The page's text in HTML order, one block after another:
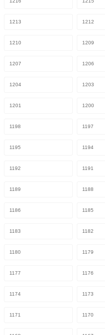
1213 1212
1210 1209
1207 1206
1204 1203
1201 1200
1198 1197
1195 1194
1192 1191
1189 1188
1186 1185
1183 1182
1180 1179
1177 1176
1174 1173
1171 1170